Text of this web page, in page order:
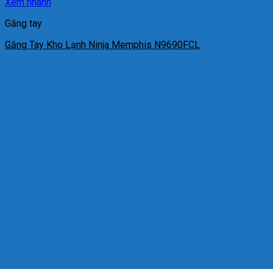
Găng tay
Găng Tay Kho Lạnh Ninja Memphis N9690FCL